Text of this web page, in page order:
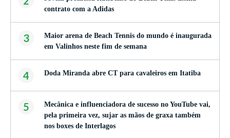
contrato com a Adidas
3
Maior arena de Beach Tennis do mundo é inaugurada
em Valinhos neste fim de semana
4 Doda Miranda abre CT para cavaleiros em Itatiba
5
Mecânica e influenciadora de sucesso no YouTube vai,
pela primeira vez, sujar as mãos de graxa também
nos boxes de Interlagos